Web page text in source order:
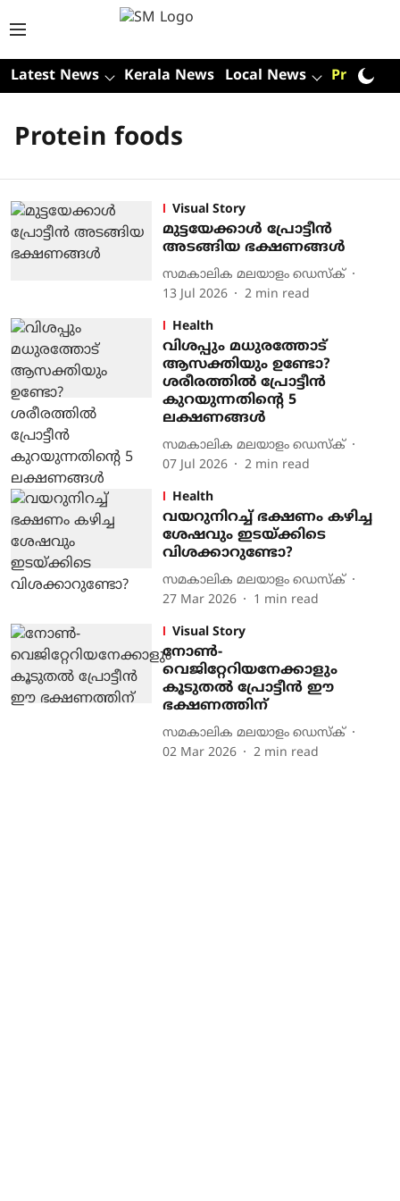
Latest News Kerala News Local News Premium
Protein foods
Visual Story
മുട്ടയേക്കാൾ പ്രോട്ടീന്‍
അടങ്ങിയ ഭക്ഷണങ്ങള്‍
സമകാലിക മലയാളം ഡെസ്ക്
13 Jul 2026
2 min read
Health
വിശപ്പും മധുരത്തോട്
ആസക്തിയും ഉണ്ടോ?
ശരീരത്തിൽ പ്രോട്ടീൻ
കുറയുന്നതിൻ്റെ 5
ലക്ഷണങ്ങൾ
സമകാലിക മലയാളം ഡെസ്ക്
07 Jul 2026
2 min read
Health
വയറുനിറച്ച് ഭക്ഷണം കഴിച്ച
ശേഷവും ഇടയ്ക്കിടെ
വിശക്കാറുണ്ടോ?
സമകാലിക മലയാളം ഡെസ്ക്
27 Mar 2026
1 min read
Visual Story
നോൺ-
വെജിറ്റേറിയനേക്കാളും
കൂടുതൽ പ്രോട്ടീൻ ഈ
ഭക്ഷണത്തിന്
സമകാലിക മലയാളം ഡെസ്ക്
02 Mar 2026
2 min read